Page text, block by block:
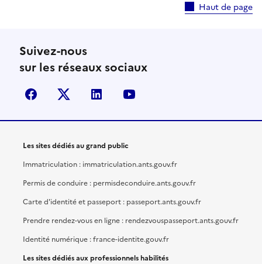
Haut de page
Suivez-nous
sur les réseaux sociaux
facebook X (anciennement Twitter)
linkedin
Les sites dédiés au grand public
Immatriculation : immatriculation.ants.gouv.fr
Permis de conduire : permisdeconduire.ants.gouv.fr
Carte d'identité et passeport : passeport.ants.gouv.fr
Prendre rendez-vous en ligne : rendezvouspasseport.ants.gouv.fr
Identité numérique : france-identite.gouv.fr
Les sites dédiés aux professionnels habilités